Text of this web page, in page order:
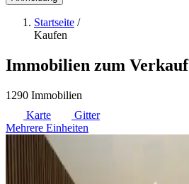
Startseite /
Kaufen
Immobilien zum Verkauf
1290 Immobilien
Karte
Gitter
Mehrere Einheiten